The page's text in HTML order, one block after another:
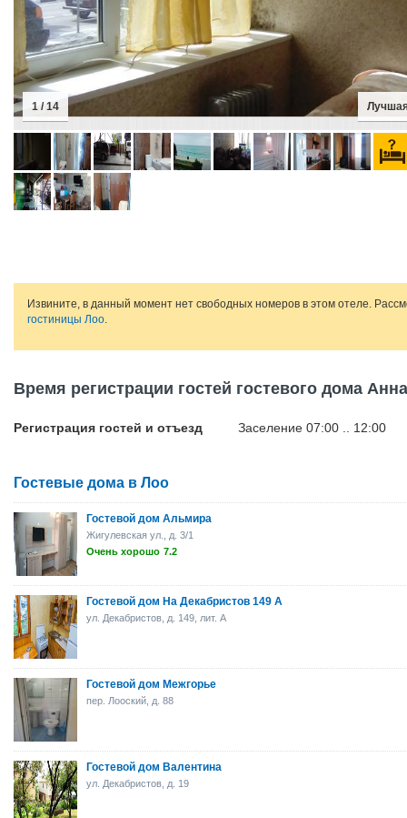
1 / 14
Извините, в данный момент нет свободных номеров в этом отеле.
гостиницы Лоо.
Время регистрации гостей гостевого дома Анна
Регистрация гостей и отъезд Заселение 07:00 .. 12:00
Гостевые дома в Лоо
Гостевой дом Альмира
Жигулевская ул., д. 3/1
Очень хорошо 7.2
Гостевой дом На Декабристов 149 А
ул. Декабристов, д. 149, лит. А
Гостевой дом Межгорье
пер. Лооский, д. 88
Гостевой дом Валентина
ул. Декабристов, д. 19